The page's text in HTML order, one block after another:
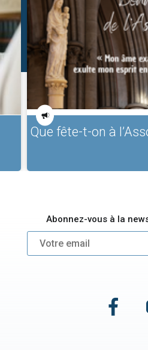
Que fête-t-on à
Abonnez-vous à la